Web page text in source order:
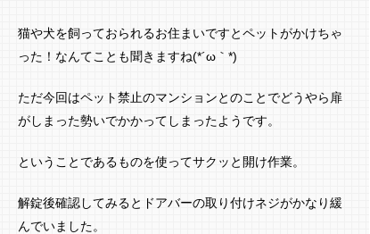
猫や犬を飼っておられるお住まいですとペットがかけちゃ
った！なんてことも聞きますね(*´ω｀*)
ただ今回はペット禁止のマンションとのことでどうやら扉
がしまった勢いでかかってしまったようです。
ということであるものを使ってサクッと開け作業。
解錠後確認してみるとドアバーの取り付けネジがかなり緩
んでいました。